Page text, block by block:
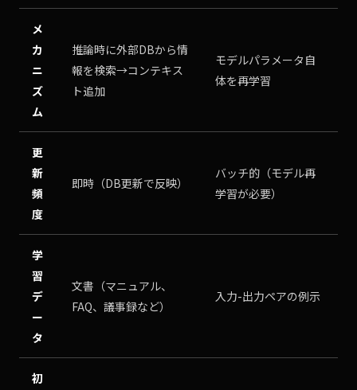
メ
カ
ニ
ズ
ム
推論時に外部DBから情
報を検索→コンテキス
ト追加
モデルパラメータ自
体を再学習
更
新
頻
度
即時（DB更新で反映）
バッチ的（モデル再
学習が必要）
学
習
デ
ー
タ
文書（マニュアル、
FAQ、議事録など）
入力-出力ペアの例示
初